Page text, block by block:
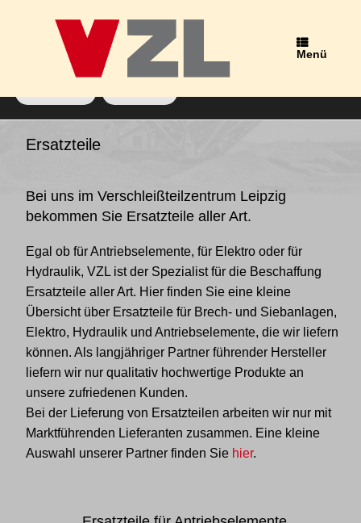
Menü
Schlagwort-Archiv:
Ersatzteile
Bei uns im Verschleißteilzentrum Leipzig
bekommen Sie Ersatzteile aller Art.
Egal ob für Antriebselemente, für Elektro oder für
Hydraulik, VZL ist der Spezialist für die Beschaffung
Ersatzteile aller Art. Hier finden Sie eine kleine
Übersicht über Ersatzteile für Brech- und Siebanlagen,
Elektro, Hydraulik und Antriebselemente, die wir liefern
können. Als langjähriger Partner führender Hersteller
liefern wir nur qualitativ hochwertige Produkte an
unsere zufriedenen Kunden.
Bei der Lieferung von Ersatzteilen arbeiten wir nur mit
Marktführenden Lieferanten zusammen. Eine kleine
Auswahl unserer Partner finden Sie hier.
Wir verwenden Cookies, um dir die bestmögliche Erfahrung auf
unserer Website zu bieten.
Du kannst mehr darüber erfahren, welche Cookies wir
verwenden, oder sie unterEinstellungendeaktivieren.